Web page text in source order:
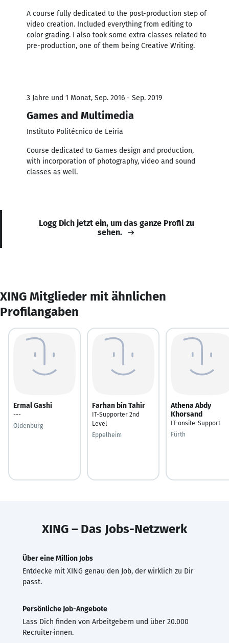
A course fully dedicated to the post-production step of
video creation. Included everything from editing to
color grading. I also took some extra classes related to
pre-production, one of them being Creative Writing.
3 Jahre und 1 Monat, Sep. 2016 - Sep. 2019
Games and Multimedia
Instituto Politécnico de Leiria
Course dedicated to Games design and production,
with incorporation of photography, video and sound
classes as well.
Logg Dich jetzt ein, um das ganze Profil zu
sehen.
XING Mitglieder mit ähnlichen
Profilangaben
Ermal Gashi
---
Oldenburg
Farhan bin Tahir
IT-Supporter 2nd
Level
Eppelheim
Athena Abdy
Khorsand
IT-onsite-Support
Fürth
XING – Das Jobs-Netzwerk
Über eine Million Jobs
Entdecke mit XING genau den Job, der wirklich zu Dir
passt.
Persönliche Job-Angebote
Lass Dich finden von Arbeitgebern und über 20.000
Recruiter·innen.